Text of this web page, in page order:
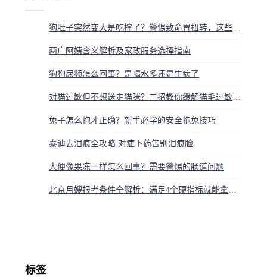
两广阿姨含义解析及家政服务选择指南
狗狗尿频怎么回事？是喝水多还是生病了
兔子怎么抱才正确？新手必学的安全抱兔技巧
泰迪去泪痕全攻略 对症下药告别泪痕脸
大便像果冻一样怎么回事？需要警惕的肠道问题
标签